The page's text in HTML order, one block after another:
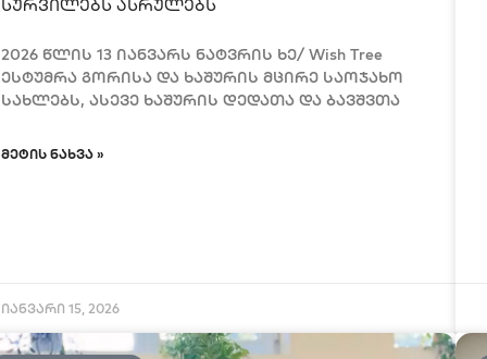
სურვილებს ასრულებს
2026 წლის 13 იანვარს ნატვრის ხე/ Wish Tree
ესტუმრა გორისა და ხაშურის მცირე საოჯახო
სახლებს, ასევე ხაშურის დედათა და ბავშვთა
ᲛᲔᲢᲘᲡ ᲜᲐᲮᲕᲐ »
იანვარი 15, 2026